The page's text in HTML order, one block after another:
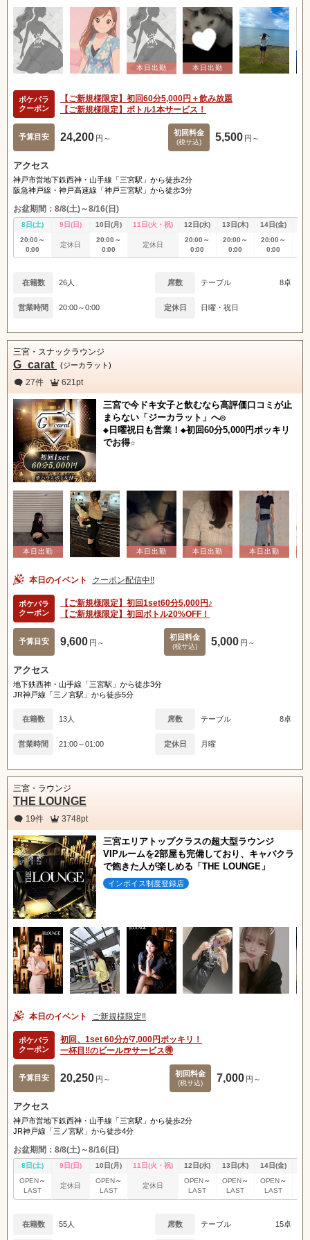
ポケパラ
クーポン
【ご新規様限定】初回60分5,000円＋飲み放題
【ご新規様限定】ボトル1本サービス！
予算目安 24,200 円～
初回料金
(税サ込) 5,500 円～
アクセス
神戸市営地下鉄西神・山手線「三宮駅」から徒歩2分
阪急神戸線・神戸高速線「神戸三宮駅」から徒歩3分
お盆期間：8/8(土)～8/16(日)
8日(土) 9日(日) 10日(月) 11日(火・祝) 12日(水) 13日(木) 14日(金)
20:00～
0:00
定休日
20:00～
0:00
定休日
20:00～
0:00
20:00～
0:00
20:00～
0:00
在籍数 26人 席数 テーブル 8卓
営業時間 20:00～0:00 定休日 日曜・祝日
三宮・スナックラウンジ
G_carat (ジーカラット)
27件 621pt
三宮で今ドキ女子と飲むなら高評価口コミが止
まらない「ジーカラット」へ◎
◆日曜祝日も営業！◆初回60分5,000円ポッキリ
でお得☆
本日のイベント クーポン配信中!!
ポケパラ
クーポン
【ご新規様限定】初回1set60分5,000円♪
【ご新規様限定】初回ボトル20%OFF！
予算目安 9,600 円～
初回料金
(税サ込) 5,000 円～
アクセス
地下鉄西神・山手線「三宮駅」から徒歩3分
JR神戸線「三ノ宮駅」から徒歩5分
在籍数 13人 席数 テーブル 8卓
営業時間 21:00～01:00 定休日 月曜
三宮・ラウンジ
THE LOUNGE
19件 3748pt
三宮エリアトップクラスの超大型ラウンジ
VIPルームを2部屋も完備しており、キャバクラ
で飽きた人が楽しめる「THE LOUNGE」
インボイス制度登録店
本日のイベント ご新規様限定‼️
ポケパラ
クーポン
初回、1set 60分が7,000円ポッキリ！
一杯目‼️のビール🍺サービス🉐
予算目安 20,250 円～
初回料金
(税サ込) 7,000 円～
アクセス
神戸市営地下鉄西神・山手線「三宮駅」から徒歩2分
JR神戸線「三ノ宮駅」から徒歩4分
お盆期間：8/8(土)～8/16(日)
8日(土) 9日(日) 10日(月) 11日(火・祝) 12日(水) 13日(木) 14日(金)
OPEN～
LAST
定休日
OPEN～
LAST
定休日
OPEN～
LAST
OPEN～
LAST
OPEN～
LAST
在籍数 55人 席数 テーブル 15卓